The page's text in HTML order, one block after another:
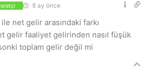
8 ay önce
net gelir arasındaki farkı
gelir faaliyet gelirinden nasıl füşük
toplam gelir değil mi